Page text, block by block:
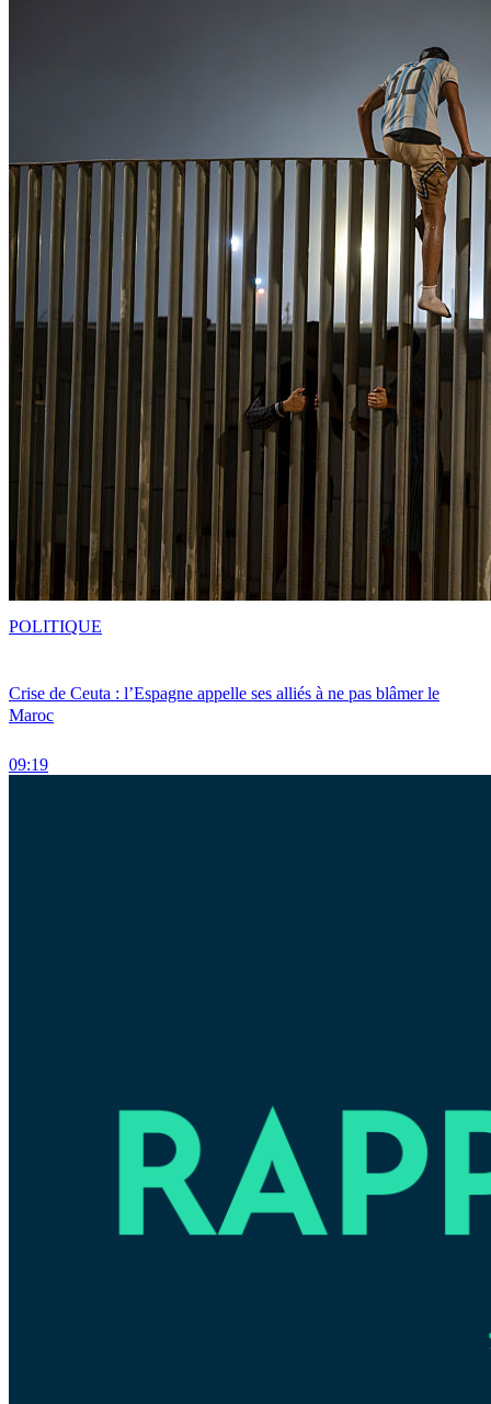
Crise de Ceuta : l’Espagne appelle ses alliés à ne pas blâmer le
Maroc
09:19
POLITIQUE